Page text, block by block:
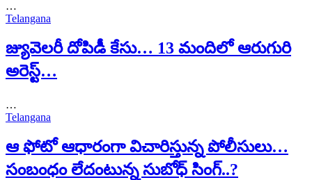
…
Telangana
జ్యువెలరీ దోపిడీ కేసు… 13 మందిలో ఆరుగురి
అరెస్ట్…
…
Telangana
ఆ ఫోటో ఆధారంగా విచారిస్తున్న పోలీసులు…
సంబంధం లేదంటున్న సుబోధ్ సింగ్..?